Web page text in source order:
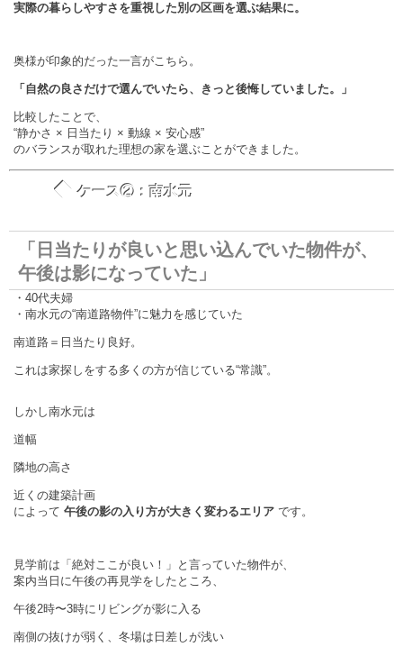
実際の暮らしやすさを重視した別の区画を選ぶ結果に。
奥様が印象的だった一言がこちら。
「自然の良さだけで選んでいたら、きっと後悔していました。」
比較したことで、
“静かさ × 日当たり × 動線 × 安心感”
のバランスが取れた理想の家を選ぶことができました。
◆ケース②：南水元
「日当たりが良いと思い込んでいた物件が、
午後は影になっていた」
・40代夫婦
・南水元の“南道路物件”に魅力を感じていた
南道路＝日当たり良好。
これは家探しをする多くの方が信じている“常識”。
しかし南水元は
道幅
隣地の高さ
近くの建築計画
によって 午後の影の入り方が大きく変わるエリア です。
見学前は「絶対ここが良い！」と言っていた物件が、
案内当日に午後の再見学をしたところ、
午後2時〜3時にリビングが影に入る
南側の抜けが弱く、冬場は日差しが浅い